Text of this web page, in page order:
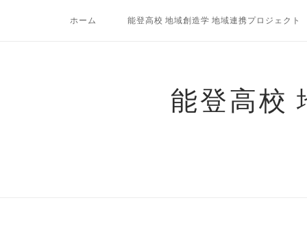
ホーム 能登高校 地域創造学 地域連携プロジェクト
能登高校